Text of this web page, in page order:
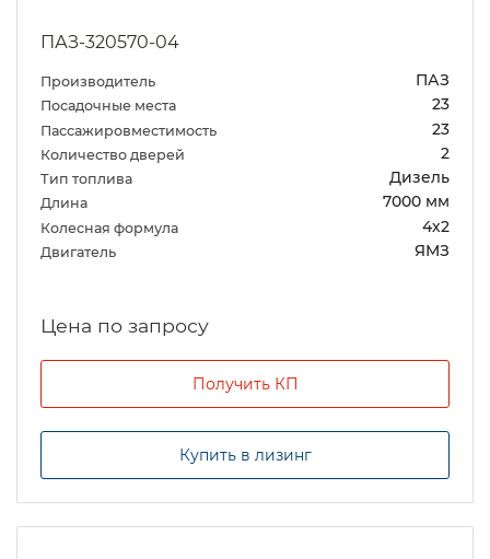
ПАЗ-320570-04
Производитель ПАЗ
Посадочные места 23
Пассажировместимость 23
Количество дверей 2
Тип топлива Дизель
Длина 7000 мм
Колесная формула 4х2
Двигатель ЯМЗ
Цена по запросу
Получить КП
Купить в лизинг